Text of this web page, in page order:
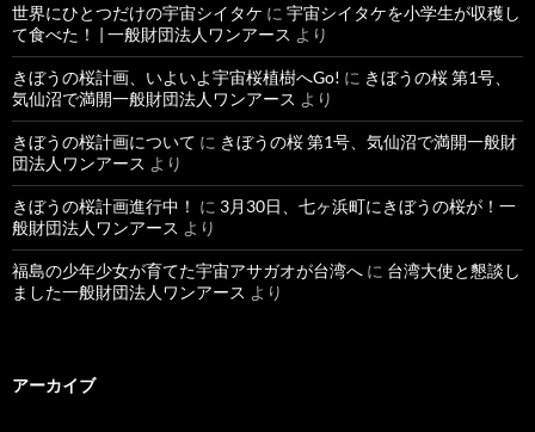
世界にひとつだけの宇宙シイタケ に 宇宙シイタケを小学生が収穫し
て食べた！ | 一般財団法人ワンアース より
きぼうの桜計画、いよいよ宇宙桜植樹へGo! に きぼうの桜 第1号、
気仙沼で満開一般財団法人ワンアース より
きぼうの桜計画について に きぼうの桜 第1号、気仙沼で満開一般財
団法人ワンアース より
きぼうの桜計画進行中！ に 3月30日、七ヶ浜町にきぼうの桜が！一
般財団法人ワンアース より
福島の少年少女が育てた宇宙アサガオが台湾へ に 台湾大使と懇談し
ました一般財団法人ワンアース より
アーカイブ